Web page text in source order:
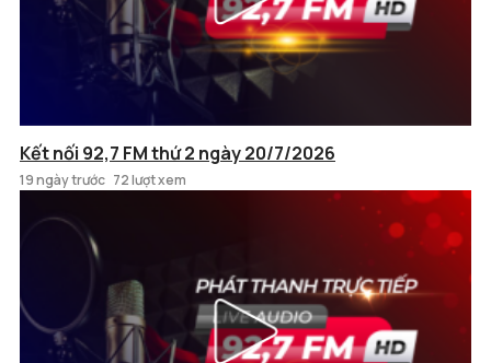
Kết nối 92,7 FM thứ 2 ngày 20/7/2026
19 ngày trước 72 lượt xem